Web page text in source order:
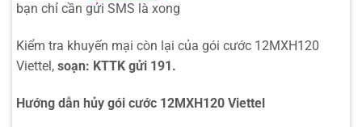
bạn chỉ cần gửi SMS là xong
Kiểm tra khuyến mại còn lại của gói cước 12MXH120
Viettel, soạn: KTTK gửi 191.
Hướng dẫn hủy gói cước 12MXH120 Viettel